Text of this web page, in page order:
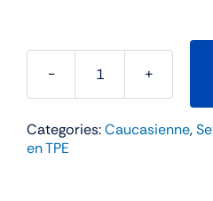
quantité
Beatrice
Categories:Caucasienne,
en TPE